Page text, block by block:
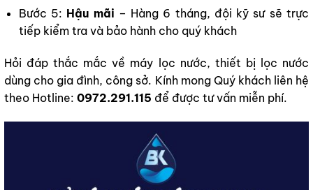
Bước 5: Hậu mãi – Hàng 6 tháng, đội kỹ sư sẽ trực
tiếp kiểm tra và bảo hành cho quý khách
Hỏi đáp thắc mắc về máy lọc nước, thiết bị lọc nước
dùng cho gia đình, công sở. Kính mong Quý khách liên hệ
theo Hotline: 0972.291.115 để được tư vấn miễn phí.